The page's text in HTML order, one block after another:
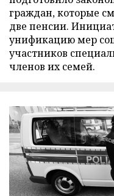
граждан, которые
две пенсии.
унификацию мер
участников
членов их семей.